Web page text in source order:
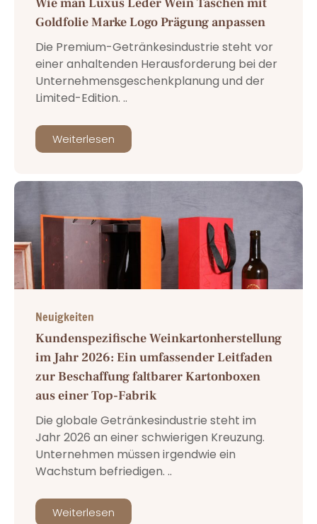
Goldfolie Marke Logo Prägung anpassen
Die Premium-Getränkesindustrie steht vor
einer anhaltenden Herausforderung bei der
Unternehmensgeschenkplanung und der
Limited-Edition. ..
Weiterlesen
Neuigkeiten
Kundenspezifische Weinkartonherstellung
im Jahr 2026: Ein umfassender Leitfaden
zur Beschaffung faltbarer Kartonboxen
aus einer Top-Fabrik
Die globale Getränkesindustrie steht im
Jahr 2026 an einer schwierigen Kreuzung.
Unternehmen müssen irgendwie ein
Wachstum befriedigen. ..
Weiterlesen